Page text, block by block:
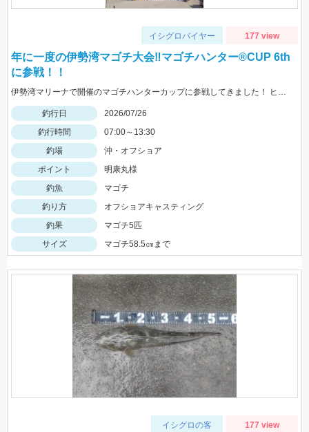
イシグロバイヤー 177 view
年に一度の伊勢湾マゴチ大会‼マゴチハンター®︎CUP 6th
に参戦！！
伊勢湾マリーナで開催のマゴチハンターカップに参戦してきました！ ヒットルアーはイージーラボ、水波、DUOジャンゴ、ドライブSSギルなど。
釣行日
2026/07/26
釣行時間
07:00～13:30
釣場
沖・オフショア
ポイント
明康丸様
釣魚
マゴチ
釣り方
オフショアキャスティング
釣果
マゴチ5匹
サイズ
マゴチ58.5㎝まで
イシグロの客 177 view